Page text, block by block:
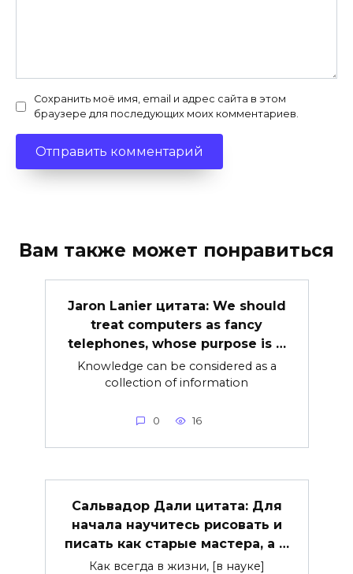
Сохранить моё имя, email и адрес сайта в этом
браузере для последующих моих комментариев.
Вам также может понравиться
Jaron Lanier цитата: We should
treat computers as fancy
telephones, whose purpose is …
Knowledge can be considered as a
collection of information
0 16
Сальвадор Дали цитата: Для
начала научитесь рисовать и
писать как старые мастера, а …
Как всегда в жизни, [в науке]